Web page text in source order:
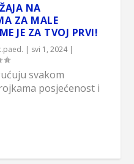
NA
ZA MALE
JE ZA TVOJ PRVI!
| svi 1, 2024|
svakom
posjećenost i